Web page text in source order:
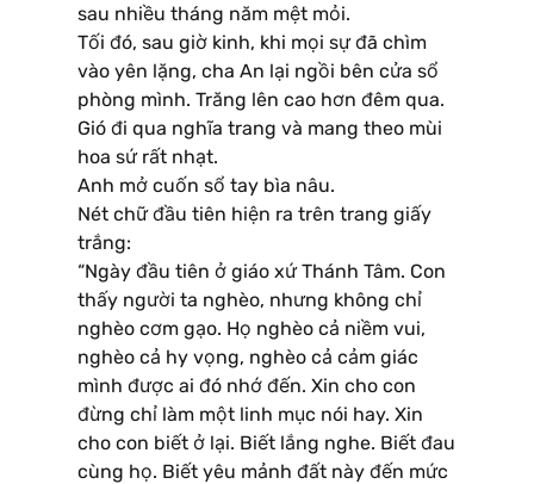
sau nhiều tháng năm mệt mỏi.
Tối đó, sau giờ kinh, khi mọi sự đã chìm
vào yên lặng, cha An lại ngồi bên cửa sổ
phòng mình. Trăng lên cao hơn đêm qua.
Gió đi qua nghĩa trang và mang theo mùi
hoa sứ rất nhạt.
Anh mở cuốn sổ tay bìa nâu.
Nét chữ đầu tiên hiện ra trên trang giấy
trắng:
“Ngày đầu tiên ở giáo xứ Thánh Tâm. Con
thấy người ta nghèo, nhưng không chỉ
nghèo cơm gạo. Họ nghèo cả niềm vui,
nghèo cả hy vọng, nghèo cả cảm giác
mình được ai đó nhớ đến. Xin cho con
đừng chỉ làm một linh mục nói hay. Xin
cho con biết ở lại. Biết lắng nghe. Biết đau
cùng họ. Biết yêu mảnh đất này đến mức